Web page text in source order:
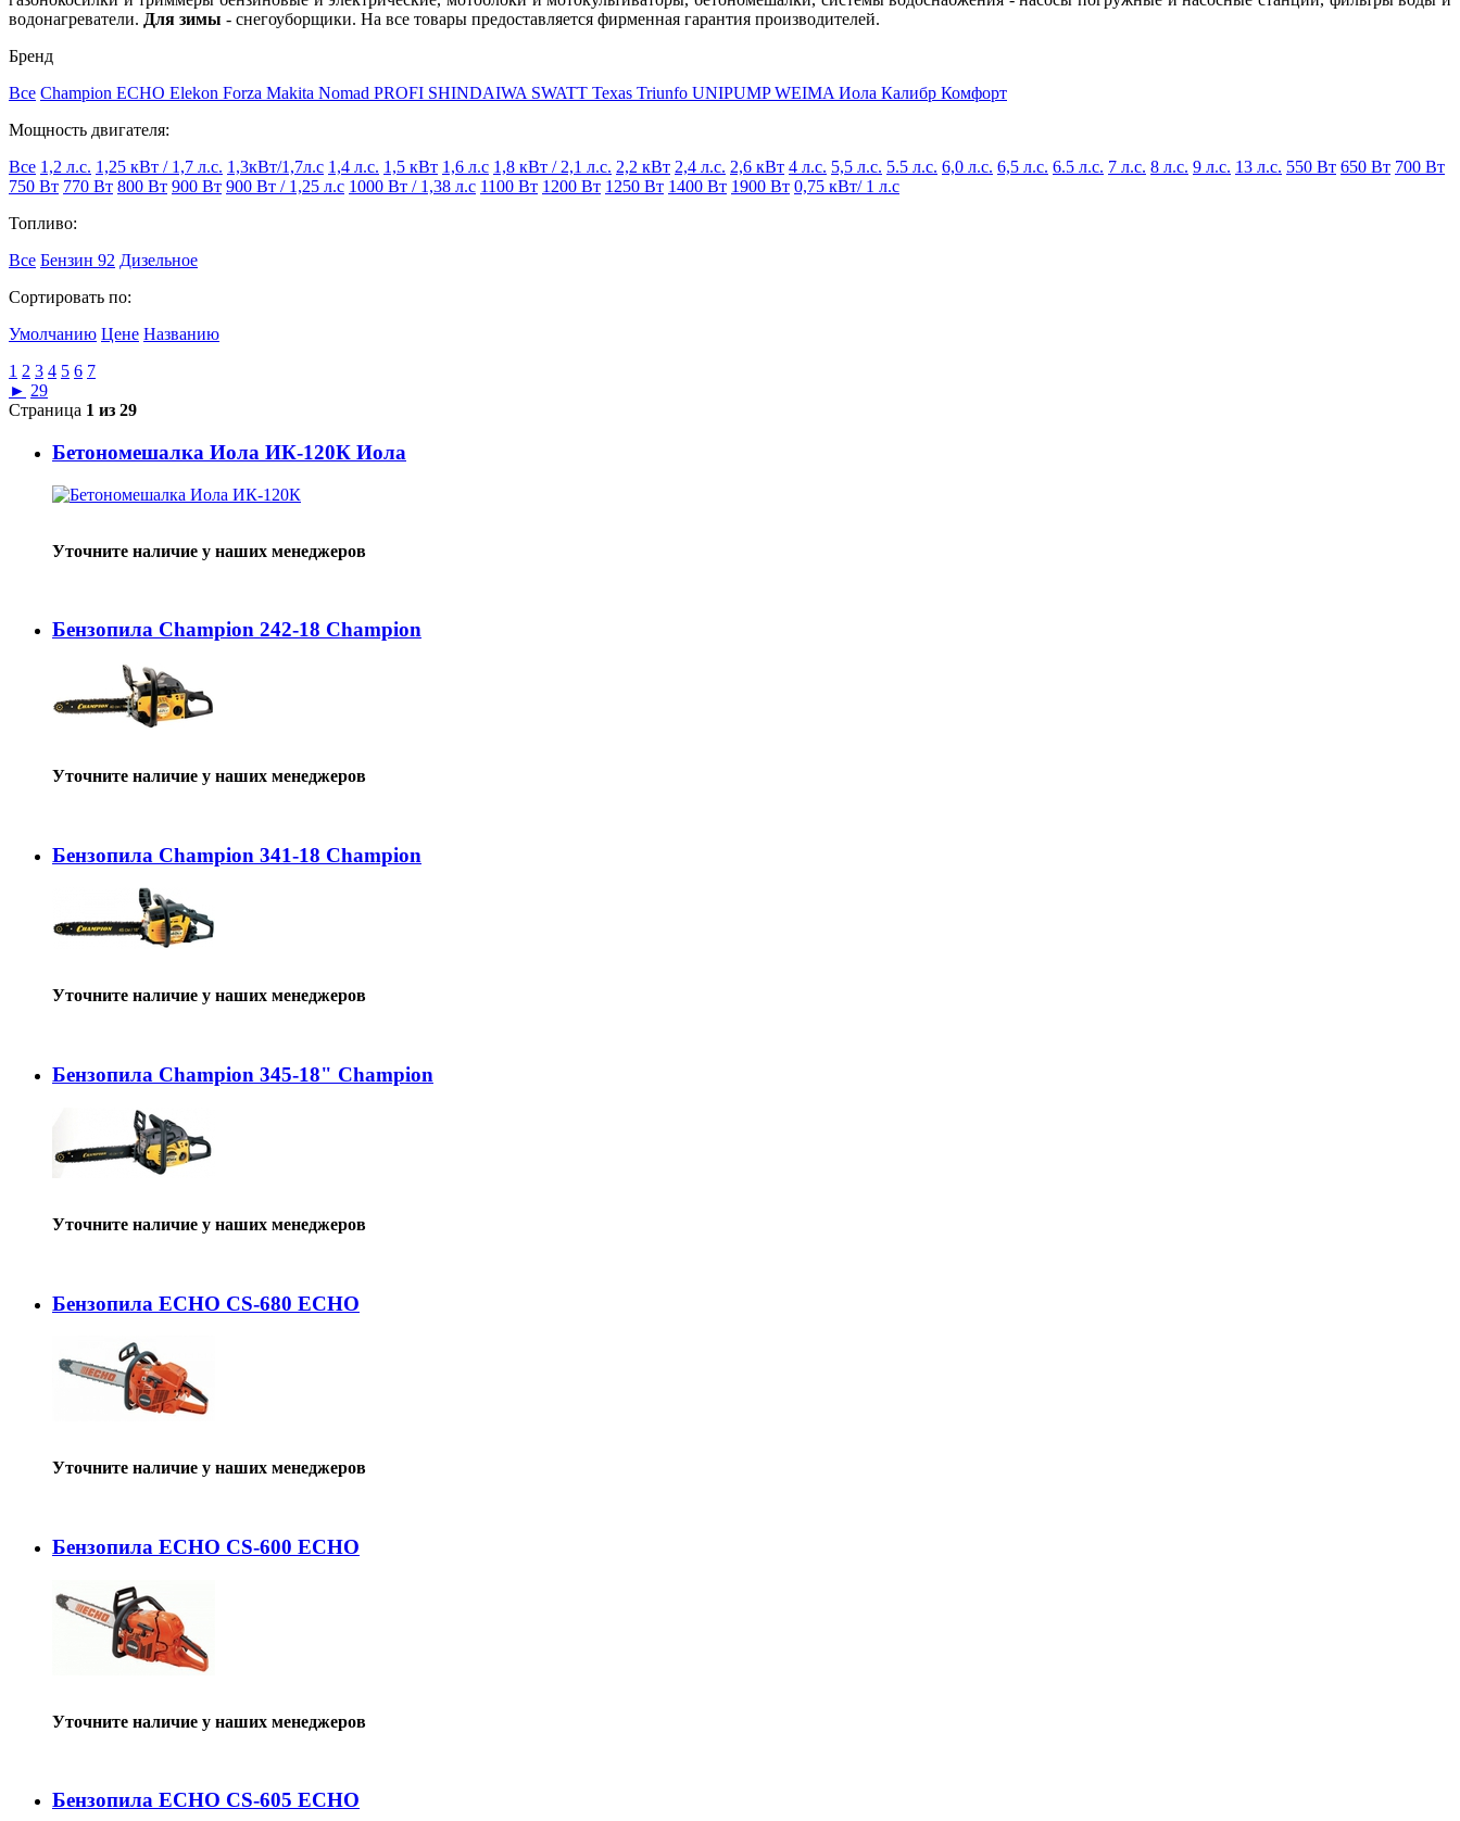
водонагреватели. Для зимы - снегоуборщики. На все товары предоставляется фирменная гарантия производителей.
Бренд
Все Champion ECHO Elekon Forza Makita Nomad PROFI SHINDAIWA SWATT Texas Triunfo UNIPUMPWEIMA Иола Калибр Комфорт
Мощность двигателя:
Все 1,2 л.с. 1,25 кВт / 1,7 л.с. 1,3кВт/1,7л.с 1,4 л.с. 1,5 кВт 1,6 л.с 1,8 кВт / 2,1 л.с. 2,2 кВт 2,4 л.с. 2,6 кВт 4 л.с. 5,5 л.с. 5.5 л.с. 6,0 л.с. 6,5 л.с. 6.5 л.с. 7 л.с. 8 л.с. 9 л.с. 13 л.с. 550 Вт 650 Вт 700 Вт
750 Вт 770 Вт 800 Вт 900 Вт 900 Вт / 1,25 л.с 1000 Вт / 1,38 л.с 1100 Вт 1200 Вт 1250 Вт 1400 Вт 1900 Вт 0,75 кВт/ 1 л.с
Топливо:
Все Бензин 92 Дизельное
Сортировать по:
Умолчанию Цене Названию
1 2 3 4 5 6 7
► 29
Страница 1 из 29
Бетономешалка Иола ИК-120К Иола
Уточните наличие у наших менеджеров
Бензопила Champion 242-18 Champion
Уточните наличие у наших менеджеров
Бензопила Champion 341-18 Champion
Уточните наличие у наших менеджеров
Бензопила Champion 345-18" Champion
Уточните наличие у наших менеджеров
Бензопила ECHO CS-680 ECHO
Уточните наличие у наших менеджеров
Бензопила ECHO CS-600 ECHO
Уточните наличие у наших менеджеров
Бензопила ECHO CS-605 ECHO